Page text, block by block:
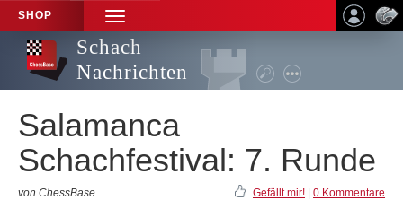
SHOP
TOGGLE
NAVIGATION
Schach
Nachrichten
Salamanca
Schachfestival: 7. Runde
von ChessBase Gefällt mir! 0 Kommentare